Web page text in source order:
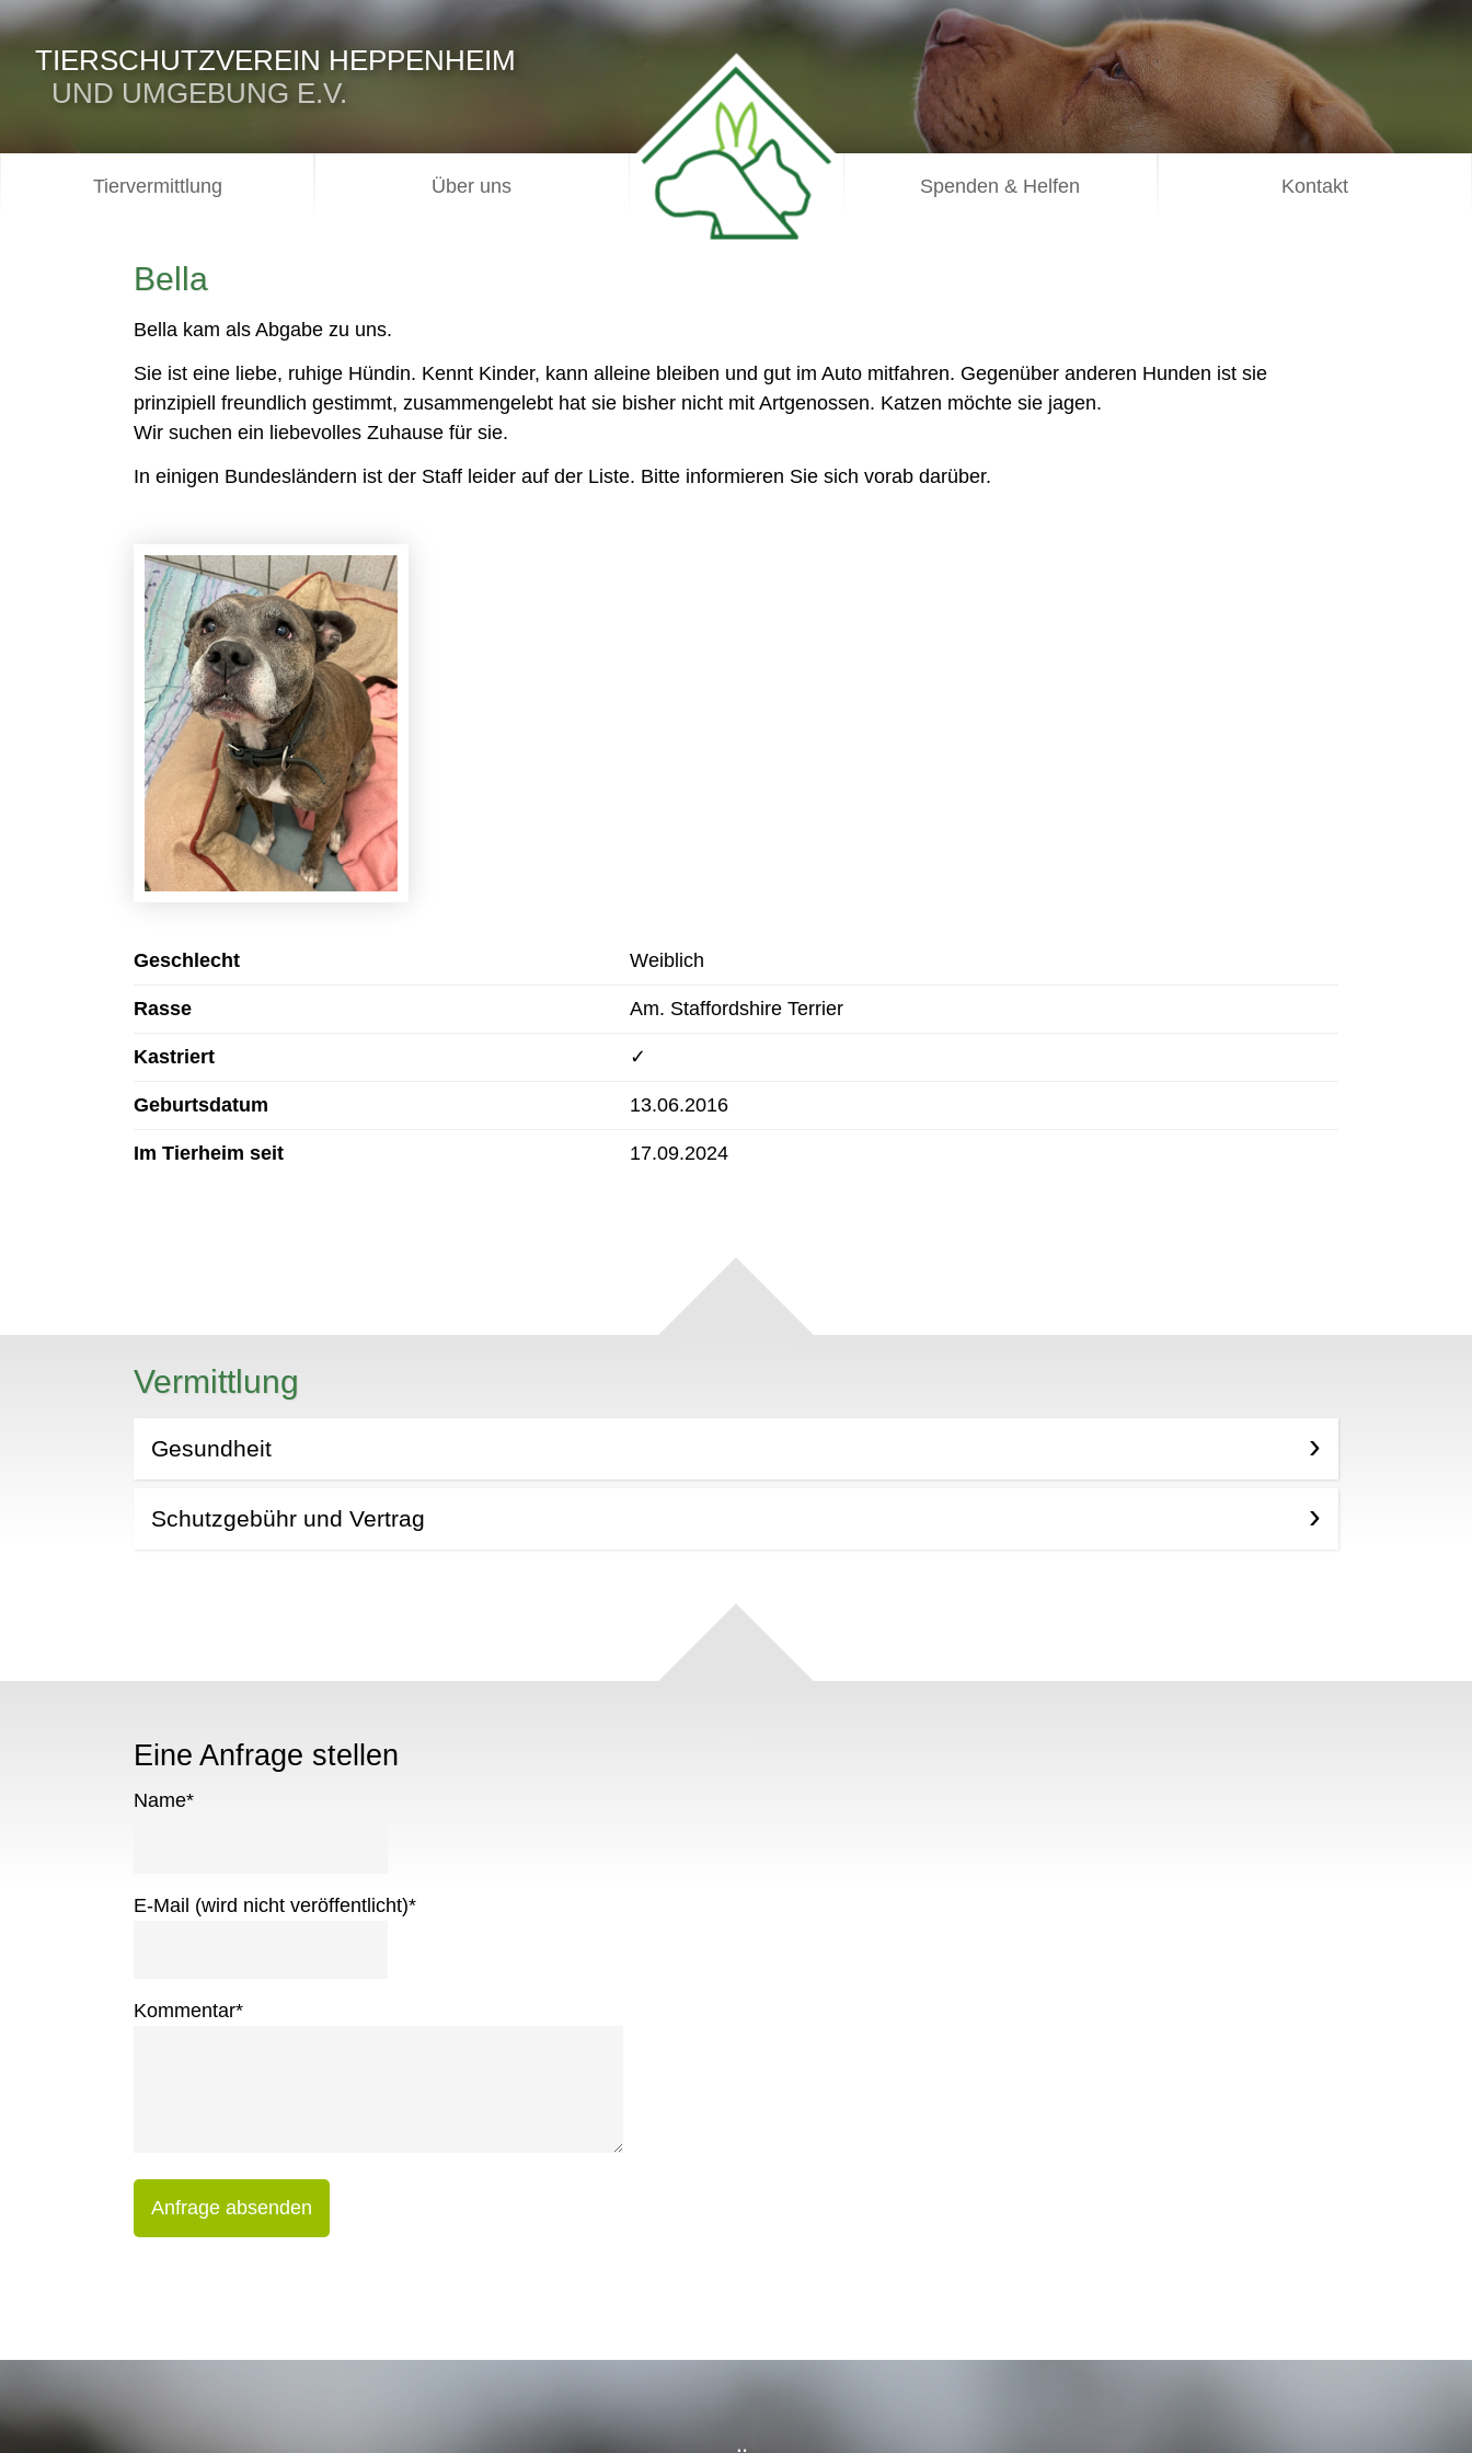
TIERSCHUTZVEREIN HEPPENHEIM
UND UMGEBUNG E.V.
Tiervermittlung Über uns Spenden & Helfen Kontakt
Bella
Bella kam als Abgabe zu uns.
Sie ist eine liebe, ruhige Hündin. Kennt Kinder, kann alleine bleiben und gut im Auto mitfahren. Gegenüber anderen Hunden ist sie
prinzipiell freundlich gestimmt, zusammengelebt hat sie bisher nicht mit Artgenossen. Katzen möchte sie jagen.
Wir suchen ein liebevolles Zuhause für sie.
In einigen Bundesländern ist der Staff leider auf der Liste. Bitte informieren Sie sich vorab darüber.
Geschlecht Weiblich
Rasse Am. Staffordshire Terrier
Kastriert ✓
Geburtsdatum 13.06.2016
Im Tierheim seit 17.09.2024
Vermittlung
Gesundheit
Schutzgebühr und Vertrag
Eine Anfrage stellen
Name*
E-Mail (wird nicht veröffentlicht)*
Kommentar*
Anfrage absenden